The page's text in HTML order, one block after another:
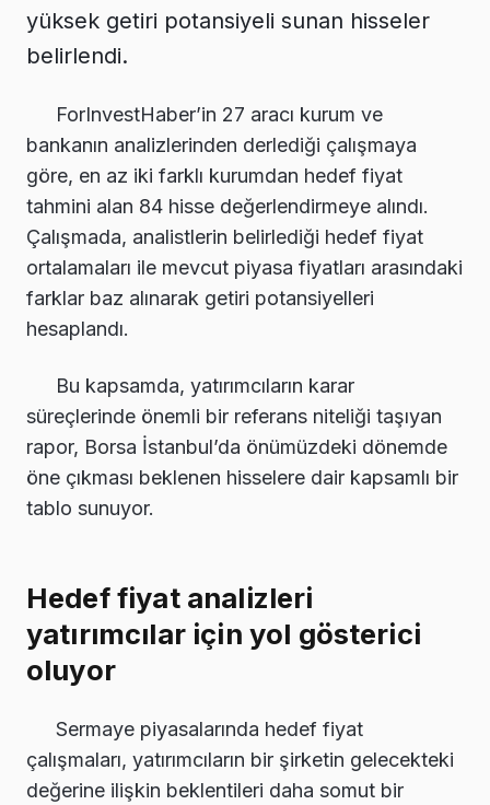
yüksek getiri potansiyeli sunan hisseler
belirlendi.
ForInvestHaber’in 27 aracı kurum ve
bankanın analizlerinden derlediği çalışmaya
göre, en az iki farklı kurumdan hedef fiyat
tahmini alan 84 hisse değerlendirmeye alındı.
Çalışmada, analistlerin belirlediği hedef fiyat
ortalamaları ile mevcut piyasa fiyatları arasındaki
farklar baz alınarak getiri potansiyelleri
hesaplandı.
Bu kapsamda, yatırımcıların karar
süreçlerinde önemli bir referans niteliği taşıyan
rapor, Borsa İstanbul’da önümüzdeki dönemde
öne çıkması beklenen hisselere dair kapsamlı bir
tablo sunuyor.
Hedef fiyat analizleri
yatırımcılar için yol gösterici
oluyor
Sermaye piyasalarında hedef fiyat
çalışmaları, yatırımcıların bir şirketin gelecekteki
değerine ilişkin beklentileri daha somut bir